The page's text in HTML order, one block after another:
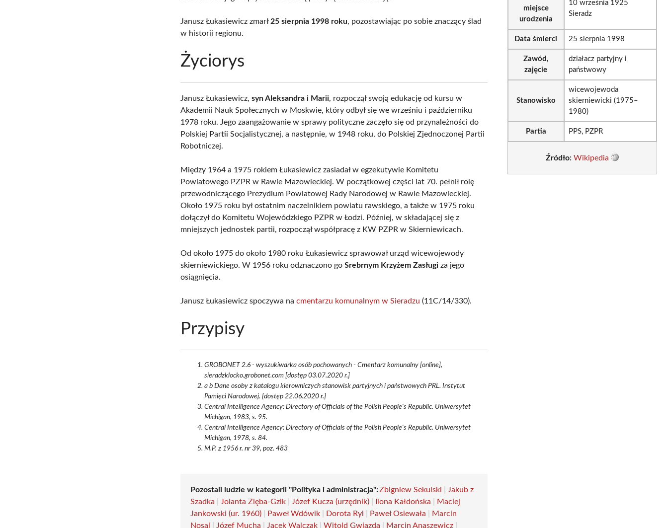
Janusz Łukasiewicz zmarł 25 sierpnia 1998 roku, pozostawiając po sobie znaczący ślad
w historii regionu.
Życiorys
Janusz Łukasiewicz,syn Aleksandra i Marii, rozpoczął swoją edukację od kursu w
Akademii Nauk Społecznych w Moskwie, który odbył się we wrześniu i październiku
1978 roku. Jego zaangażowanie w sprawy polityczne zaczęło się od przynależności do
Polskiej Partii Socjalistycznej, a następnie, w 1948 roku, do Polskiej Zjednoczonej Partii
Robotniczej.
Między 1964 a 1975 rokiem Łukasiewicz zasiadał w egzekutywie Komitetu
Powiatowego PZPR w Rawie Mazowieckiej. W początkowej części lat 70. pełnił rolę
przewodniczącego Prezydium Powiatowej Rady Narodowej w Rawie Mazowieckiej.
Około 1975 roku był ostatnim naczelnikiem powiatu rawskiego, a także w 1975 roku
dołączył do Komitetu Wojewódzkiego PZPR w Łodzi. Później, w składającej się z
mniejszych jednostek partii, rozpoczął współpracę z KW PZPR w Skierniewicach.
Od około 1975 do około 1980 roku Łukasiewicz sprawował urząd wicewojewody
skierniewickiego. W 1956 roku odznaczono goSrebrnym Krzyżem Zasługi za jego
osiągnięcia.
Janusz Łukasiewicz spoczywa nacmentarzu komunalnym w Sieradzu (11C/14/330).
Przypisy
GROBONET 2.6 - wyszukiwarka osób pochowanych - Cmentarz komunalny [online],
sieradzklocko.grobonet.com [dostęp 03.07.2020 r.]
a b Dane osoby z katalogu kierowniczych stanowisk partyjnych i państwowych PRL. Instytut
Pamięci Narodowej. [dostęp 22.06.2020 r.]
Central Intelligence Agency: Directory of Officials of the Polish People's Republic. Uniwersytet
Michigan, 1983, s. 95.
Central Intelligence Agency: Directory of Officials of the Polish People's Republic. Uniwersytet
Michigan, 1978, s. 84.
M.P. z 1956 r. nr 39, poz. 483
Pozostali ludzie w kategorii "Polityka i administracja":Zbigniew Sekulski
Jakub z
Szadka
Jolanta Zięba-Gzik Józef Kucza (urzędnik) Ilona Kałdońska
Maciej
Jankowski (ur. 1960)
Paweł Wdówik Dorota Ryl Paweł Osiewała
Marcin
Nosal
Józef Mucha Jacek Walczak |Witold Gwiazda Marcin Anaszewicz
miejsce
urodzenia
10 września 1925
Sieradz
Data śmierci 25 sierpnia 1998
Zawód,
zajęcie
działacz partyjny i
państwowy
Stanowisko
wicewojewoda
skierniewicki (1975–
1980)
Partia PPS, PZPR
Źródło: Wikipedia